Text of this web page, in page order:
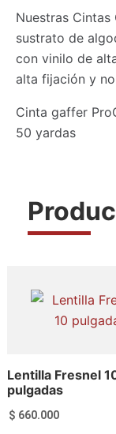
Nuestras
sustrato de
con vinilo de
alta fijación y
Cinta gaffer
50 yardas
Lentilla Fresnel
pulgadas
$ 660.000